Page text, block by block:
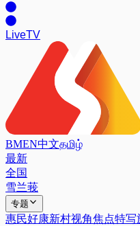
LiveTV
BMEN中文தமிழ்
最新
全国
雪兰莪
专题
惠民好康新村视角焦点特写